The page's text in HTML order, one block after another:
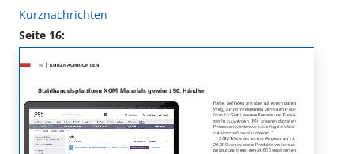
Kurznachrichten
Seite 16: